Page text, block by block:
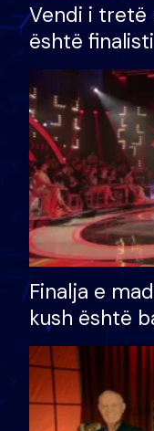
Vendi i tretë
është
Finalja e
kush është
shtëpinë
të fituar